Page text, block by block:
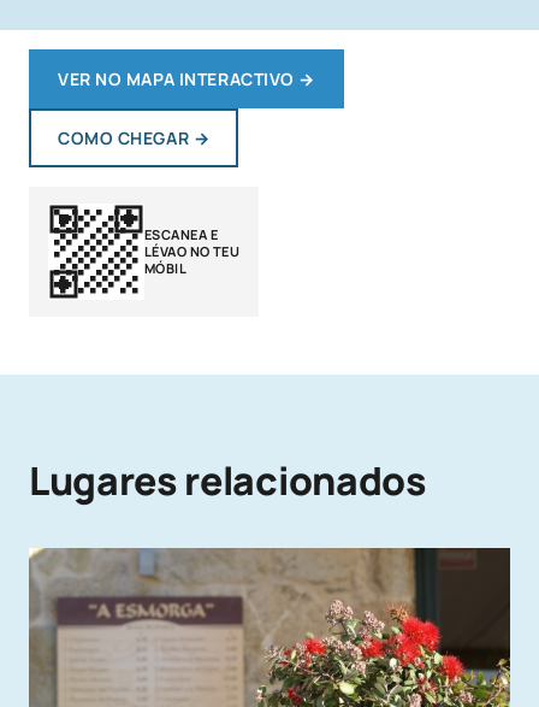
VER NO MAPA INTERACTIVO →
COMO CHEGAR →
ESCANEA E
LÉVAO NO TEU
MÓBIL
Lugares relacionados